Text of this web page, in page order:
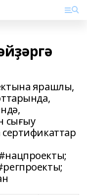
ярашлы,
сығыу